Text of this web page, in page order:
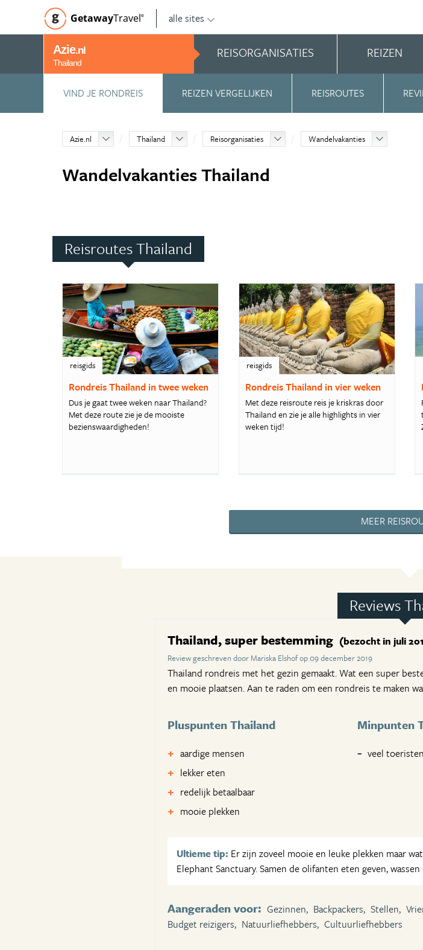
GetawayTravel© alle sites
Azie.nl
Thailand
REISORGANISATIES REIZEN
VIND JE RONDREIS REIZEN VERGELIJKEN REISROUTES
Azie.nl Thailand Reisorganisaties Wandelvakanties
Wandelvakanties Thailand
Reisroutes Thailand
reisgids
Rondreis Thailand in twee weken
Dus je gaat twee weken naar Thailand?
Met deze route zie je de mooiste
bezienswaardigheden!
reisgids
Rondreis Thailand in vier weken
Met deze reisroute reis je kriskras door
Thailand en zie je alle highlights in vier
weken tijd!
MEER
Reviews
Thailand, super bestemming (bezocht in juli
Review geschreven door Mariska Elshof op 09 december 2019
Thailand rondreis met het gezin gemaakt. Wat een super
en mooie plaatsen. Aan te raden om een rondreis te maken
Pluspunten Thailand
aardige mensen
lekker eten
redelijk betaalbaar
mooie plekken
Minpunten
veel toeristen
Ultieme tip: Er zijn zoveel mooie en leuke plekken maar
Elephant Sanctuary. Samen de olifanten eten geven,
Aangeraden voor: Gezinnen, Backpackers, Stellen,
Budget reizigers, Natuurliefhebbers, Cultuurliefhebbers